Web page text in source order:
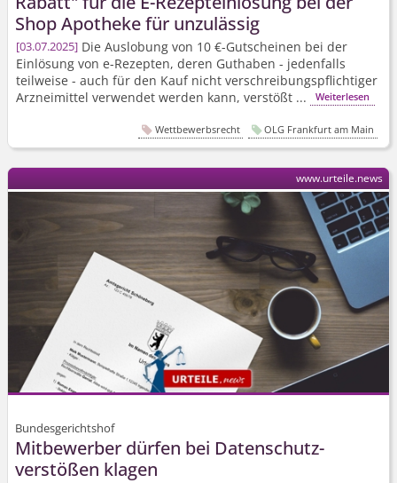
Shop Apotheke für unzulässig
03.07.2025 Die Auslobung von 10 €-Gutscheinen bei der
Einlösung von e-Rezepten, deren Guthaben - jedenfalls
teilweise - auch für den Kauf nicht verschrei­bungspflichtiger
Arzneimittel verwendet werden kann, verstößt ...
Weiterlesen
Wettbewerbsrecht OLG Frankfurt am Main
Bundesgerichtshof
Mitbewerber dürfen bei Datenschutz­
verstößen klagen
www.urteile.news